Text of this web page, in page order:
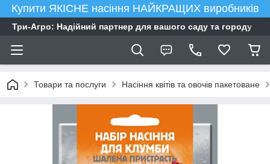
Купити ЯКІСНЕ насіння НАЙКРАЩИХ виробників
Три-Агро: Надійний партнер для вашого саду та городу
Товари та послуги Насіння квітів та овочів пакетоване